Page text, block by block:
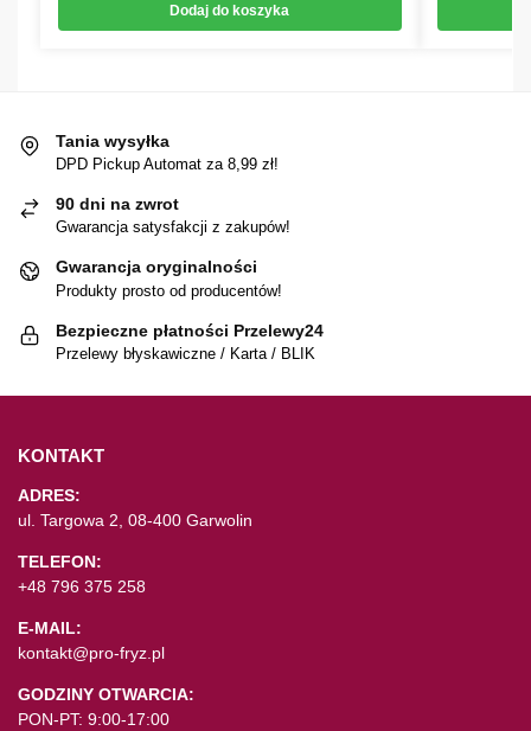
Dodaj do koszyka
Tania wysyłka
DPD Pickup Automat za 8,99 zł!
90 dni na zwrot
Gwarancja satysfakcji z zakupów!
Gwarancja oryginalności
Produkty prosto od producentów!
Bezpieczne płatności Przelewy24
Przelewy błyskawiczne / Karta / BLIK
KONTAKT
ADRES:
ul. Targowa 2, 08-400 Garwolin
TELEFON:
+48 796 375 258
E-MAIL:
kontakt@pro-fryz.pl
GODZINY OTWARCIA:
PON-PT: 9:00-17:00